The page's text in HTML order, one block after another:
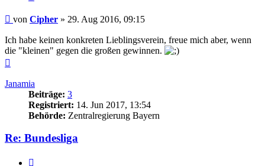
Beitrag
von Cipher » 29. Aug 2016, 09:15
Ich habe keinen konkreten Lieblingsverein, freue mich aber, wenn
die "kleinen" gegen die großen gewinnen.
Janamia
Beiträge: 3
Registriert: 14. Jun 2017, 13:54
Behörde: Zentralregierung Bayern
Re: Bundesliga